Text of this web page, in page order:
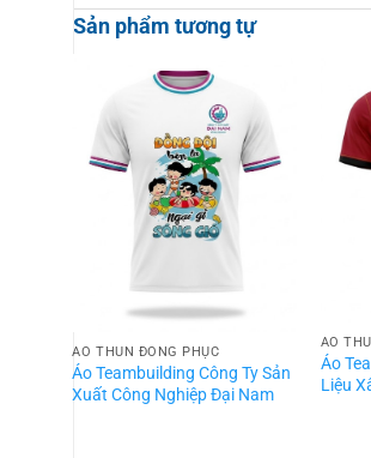
Sản phẩm tương tự
ÁO THUN ĐỒNG PHỤC
Áo Teambuilding Công Ty Sản
Xuất Công Nghiệp Đại Nam
ÁO
Áo
Liệu